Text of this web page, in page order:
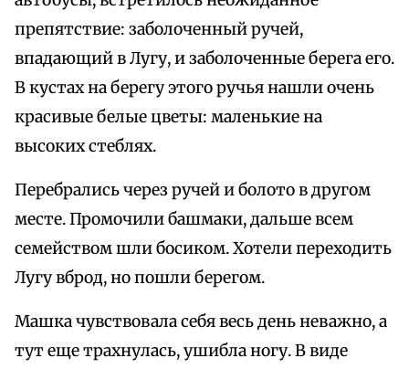
препятствие: заболоченный ручей,
впадающий в Лугу, и заболоченные берега его.
В кустах на берегу этого ручья нашли очень
красивые белые цветы: маленькие на
высоких стеблях.
Перебрались через ручей и болото в другом
месте. Промочили башмаки, дальше всем
семейством шли босиком. Хотели переходить
Лугу вброд, но пошли берегом.
Машка чувствовала себя весь день неважно, а
тут еще трахнулась, ушибла ногу. В виде